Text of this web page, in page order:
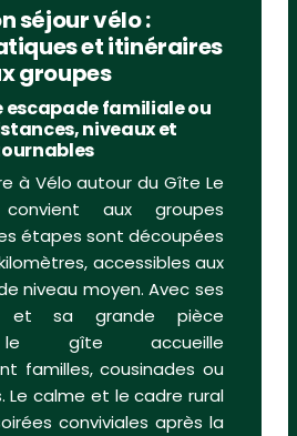
séjour vélo :
et itinéraires
groupes
escapade familiale ou
niveaux et
à Vélo autour du Gîte Le
aux groupes
étapes sont découpées
accessibles aux
niveau moyen. Avec ses
et sa grande pièce
le gîte accueille
familles, cousinades ou
Le calme et le cadre rural
conviviales après la